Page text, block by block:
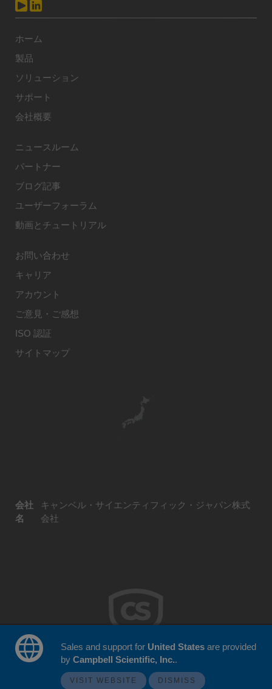
ホーム
製品
ソリューション
サポート
会社概要
ニュースルーム
パートナー
ブログ記事
ユーザーフォーラム
動画とチュートリアル
お問い合わせ
キャリア
アカウント
ご意見・ご感想
ISO 認証
サイトマップ
会社
名
キャンベル・サイエンティフィック・ジャパン株式
会社
ウェブサイトフィードバック
© 2026 Campbell Scientific Japan
Sales and support for United Statesare provided
by Campbell Scientific, Inc..
VISIT WEBSITE DISMISS